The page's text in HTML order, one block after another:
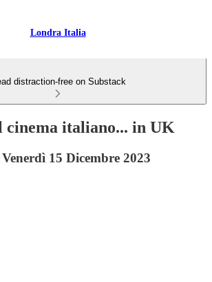
Londra Italia
distraction-free on Substack
cinema italiano... in UK
15 Dicembre 2023